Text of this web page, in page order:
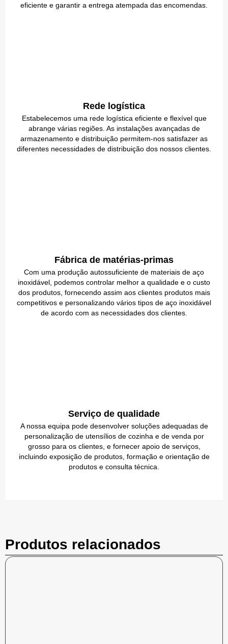
eficiente e garantir a entrega atempada das encomendas.
Rede logística
Estabelecemos uma rede logística eficiente e flexível que
abrange várias regiões. As instalações avançadas de
armazenamento e distribuição permitem-nos satisfazer as
diferentes necessidades de distribuição dos nossos clientes.
Fábrica de matérias-primas
Com uma produção autossuficiente de materiais de aço
inoxidável, podemos controlar melhor a qualidade e o custo
dos produtos, fornecendo assim aos clientes produtos mais
competitivos e personalizando vários tipos de aço inoxidável
de acordo com as necessidades dos clientes.
Serviço de qualidade
A nossa equipa pode desenvolver soluções adequadas de
personalização de utensílios de cozinha e de venda por
grosso para os clientes, e fornecer apoio de serviços,
incluindo exposição de produtos, formação e orientação de
produtos e consulta técnica.
Produtos relacionados